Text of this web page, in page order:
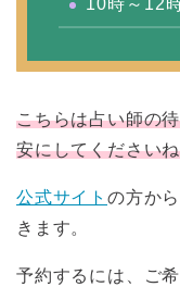
10時～12
こちらは占い師の
安にしてください
公式サイト の方か
きます。
予約するには、ご